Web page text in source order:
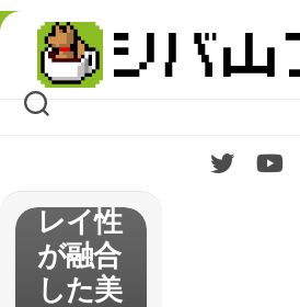
Skip
content
トイン
プレッ
ショ
ン 伝
いリプ
レイ性
が融合
した美